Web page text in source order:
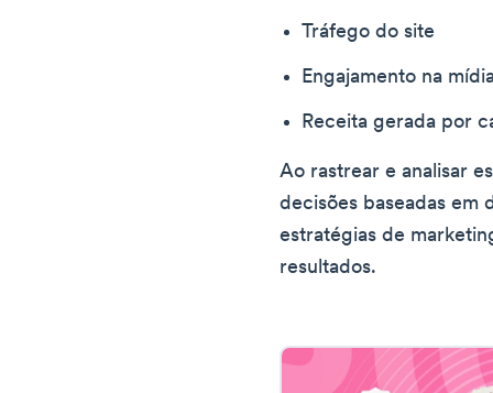
Tráfego do site
Engajamento na
Receita gerada por
Ao rastrear e analisar
decisões baseadas em
estratégias de
resultados.